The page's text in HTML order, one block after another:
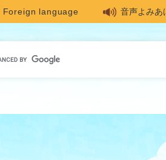
Foreign language 音声よみあ